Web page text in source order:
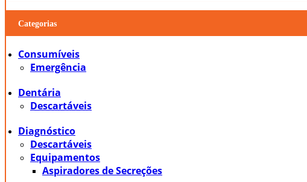
Categorias
Consumíveis
Emergência
Dentária
Descartáveis
Diagnóstico
Descartáveis
Equipamentos
Aspiradores de Secreções